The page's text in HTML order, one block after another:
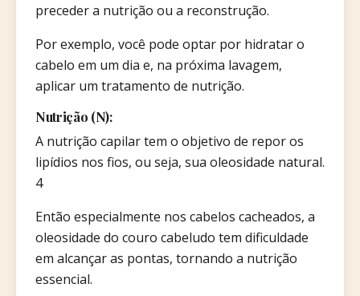
preceder a nutrição ou a reconstrução.
Por exemplo, você pode optar por hidratar o
cabelo em um dia e, na próxima lavagem,
aplicar um tratamento de nutrição.
Nutrição (N):
A nutrição capilar tem o objetivo de repor os
lipídios nos fios, ou seja, sua oleosidade natural.
4
Então especialmente nos cabelos cacheados, a
oleosidade do couro cabeludo tem dificuldade
em alcançar as pontas, tornando a nutrição
essencial.